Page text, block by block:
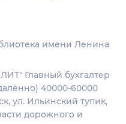
имени Ленина
Главный бухгалтер
40000-60000
ул. Ильинский тупик,
дорожного и